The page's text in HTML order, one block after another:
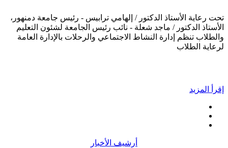
تحت رعاية الأستاذ الدكتور / إلهامي ترابيس - رئيس جامعة دمنهور،
الأستاذ الدكتور / ماجد شعلة - نائب رئيس الجامعة لشئون التعليم
والطلاب تنظم إدارة النشاط الاجتماعي والرحلات بالإدارة العامة
لرعاية الطلاب
إقرأ المزيد
أرشيف الأخبار